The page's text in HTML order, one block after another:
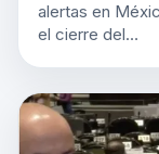
alertas en
el cierre del…